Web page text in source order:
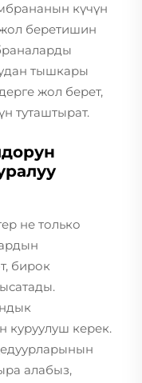
күчүн
жол беретишин
тышкары
жол берет,
туташтырат.
не только
бирок
куруулуш керек.
алабыз,